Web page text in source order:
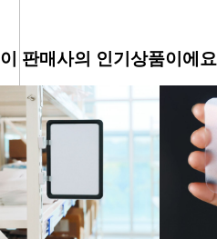
이 판매사의 인기상품이에요